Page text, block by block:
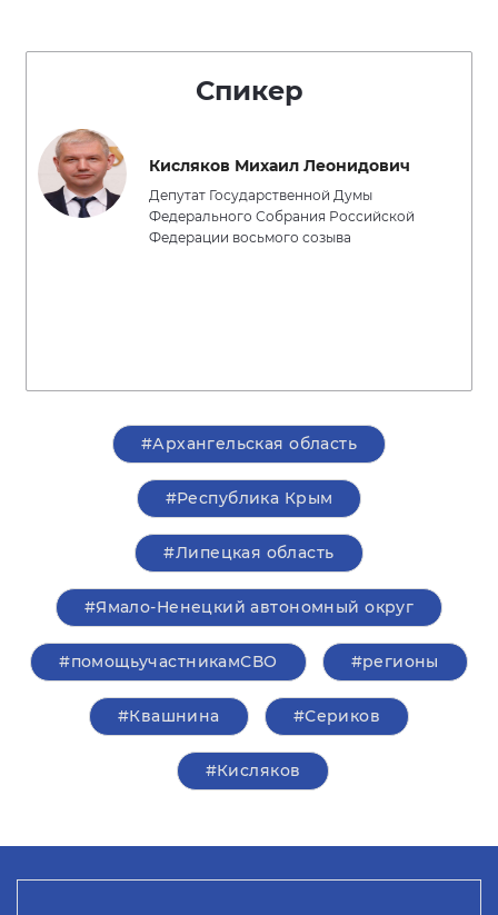
Спикер
Кисляков Михаил Леонидович
Депутат Государственной Думы
Федерального Собрания Российской
Федерации восьмого созыва
#Архангельская область
#Республика Крым
#Липецкая область
#Ямало-Ненецкий автономный округ
#помощьучастникамСВО #регионы
#Квашнина #Сериков
#Кисляков